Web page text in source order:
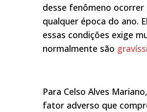
desse fenômeno
qualquer época do ano.
essas condições exige
normalmente são
Para Celso Alves
fator adverso que